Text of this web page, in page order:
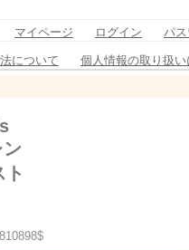
マイページ ログイン パ
について 個人情報の取り扱い